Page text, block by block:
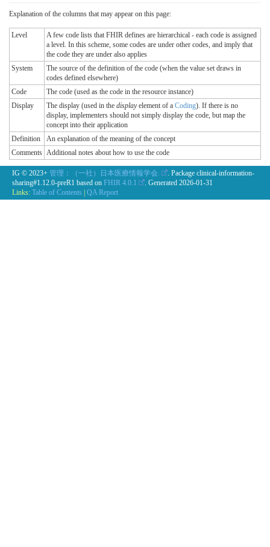
Explanation of the columns that may appear on this page:
Level
A few code lists that FHIR defines are hierarchical - each code is assigned
a level. In this scheme, some codes are under other codes, and imply that
the code they are under also applies
System
The source of the definition of the code (when the value set draws in
codes defined elsewhere)
Code
The code (used as the code in the resource instance)
Display
The display (used in the displayelement of a Coding). If there is no
display, implementers should not simply display the code, but map the
concept into their application
Definition
An explanation of the meaning of the concept
Comments Additional notes about how to use the code
IG © 2023+ 管理：（一社）日本医療情報学会.
. Package clinical-information-
sharing#1.12.0-preR1 based on FHIR 4.0.1 . Generated 2026-01-31
Links: Table of Contents QA Report